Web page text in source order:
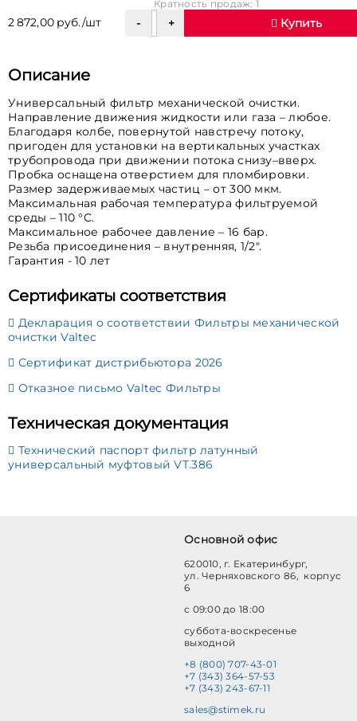
2 872,00 руб./шт
Кратность продаж: 1
Купить
Описание
Универсальный фильтр механической очистки.
Направление движения жидкости или газа – любое.
Благодаря колбе, повернутой навстречу потоку,
пригоден для установки на вертикальных участках
трубопровода при движении потока снизу–вверх.
Пробка оснащена отверстием для пломбировки.
Размер задерживаемых частиц – от 300 мкм.
Максимальная рабочая температура фильтруемой
среды – 110 °C.
Максимальное рабочее давление – 16 бар.
Резьба присоединения – внутренняя, 1/2".
Гарантия - 10 лет
Сертификаты соответствия
Декларация о соответствии Фильтры механической
очистки Valtec
Сертификат дистрибьютора 2026
Отказное письмо Valtec Фильтры
Техническая документация
Технический паспорт фильтр латунный
универсальный муфтовый VT.386
Основной офис
620010, г. Екатеринбург,
ул. Черняховского 86, корпус
6
с 09:00 до 18:00
суббота-воскресенье
выходной
+8 (800) 707-43-01
+7 (343) 364-57-53
+7 (343) 243-67-11
sales@stimek.ru